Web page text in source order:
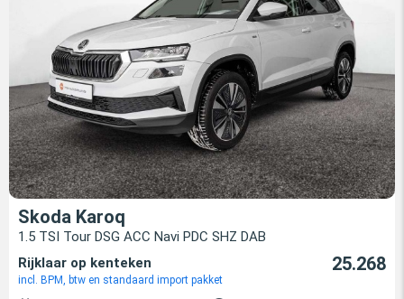
Skoda Karoq
1.5 TSI Tour DSG ACC Navi PDC SHZ DAB
Rijklaar op kenteken
incl. BPM, btw en standaard import pakket
25.268